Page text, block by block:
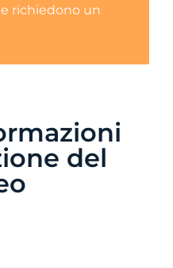
richiedono un
del